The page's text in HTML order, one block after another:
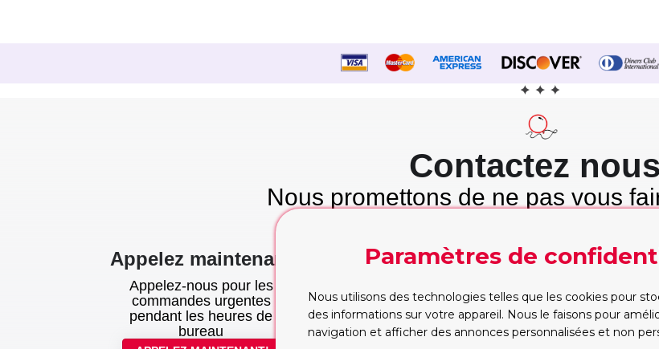
Contactez
Nous promettons de ne pas vous
Etre rappelé
appeler? Partagez vos
contacts, nous vous
rappellerons
Appelez maintenant
Appelez-nous pour les
commandes urgentes
pendant les heures de
bureau
Commencez
dès
du
Paramètres de
Nous utilisons des technologies telles que les cookies pour
des informations sur votre appareil. Nous le faisons pour
navigation et afficher des annonces personnalisées et non